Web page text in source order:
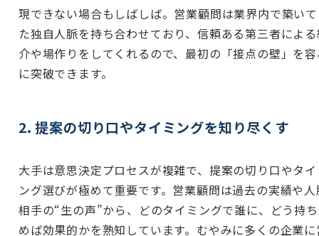
現できない場合もしばしば。営業顧問は業界内で築い
た独自人脈を持ち合わせており、信頼ある第三者によ
介や場作りをしてくれるので、最初の「接点の壁」を
に突破できます。
2. 提案の切り口やタイミングを知り尽くす
大手は意思決定プロセスが複雑で、提案の切り口やタ
ング選びが極めて重要です。営業顧問は過去の実績や
相手の“生の声”から、どのタイミングで誰に、どう持
めば効果的かを熟知しています。むやみに多くの企業